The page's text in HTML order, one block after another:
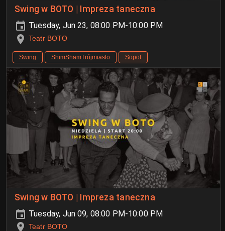
Swing w BOTO | Impreza taneczna
Tuesday, Jun 23, 08:00 PM-10:00 PM
Teatr BOTO
Swing ShimShamTrójmiasto Sopot
Swing w BOTO | Impreza taneczna
Tuesday, Jun 09, 08:00 PM-10:00 PM
Teatr BOTO